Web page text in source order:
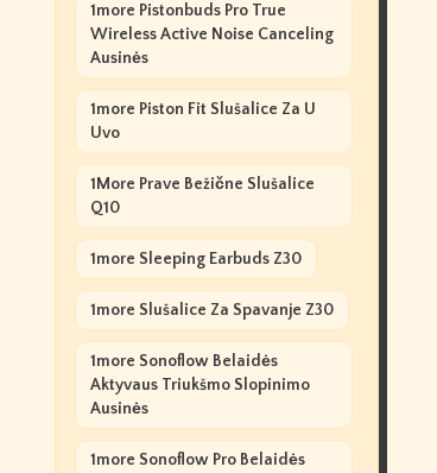
1more Pistonbuds Pro True
Wireless Active Noise Canceling
Ausinės
1more Piston Fit Slušalice Za U
Uvo
1More Prave Bežične Slušalice
Q10
1more Sleeping Earbuds Z30
1more Slušalice Za Spavanje Z30
1more Sonoflow Belaidės
Aktyvaus Triukšmo Slopinimo
Ausinės
1more Sonoflow Pro Belaidės